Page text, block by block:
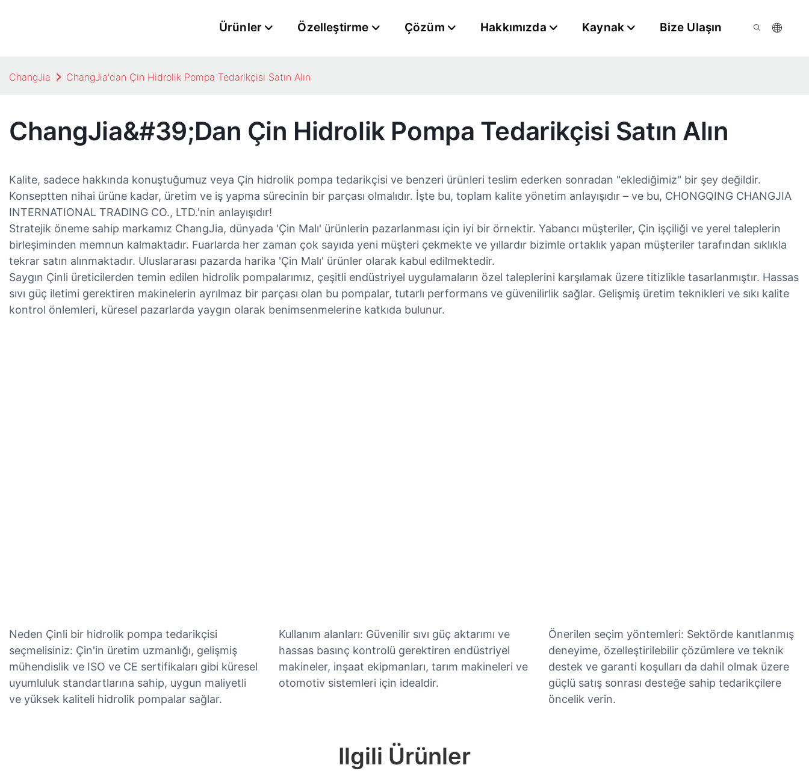
Ürünler Özelleştirme Çözüm Hakkımızda Kaynak Bize Ulaşın
ChangJia ChangJia'dan Çin Hidrolik Pompa Tedarikçisi Satın Alın
ChangJia&#39;dan Çin Hidrolik Pompa Tedarikçisi Satın Alın
Kalite, sadece hakkında konuştuğumuz veya Çin hidrolik pompa tedarikçisi ve benzeri ürünleri teslim ederken sonradan "eklediğimiz" bir şey değildir.
Konseptten nihai ürüne kadar, üretim ve iş yapma sürecinin bir parçası olmalıdır. İşte bu, toplam kalite yönetim anlayışıdır – ve bu, CHONGQING CHANGJIA
INTERNATIONAL TRADING CO., LTD.'nin anlayışıdır!
Stratejik öneme sahip markamız ChangJia, dünyada 'Çin Malı' ürünlerin pazarlanması için iyi bir örnektir. Yabancı müşteriler, Çin işçiliği ve yerel taleplerin
birleşiminden memnun kalmaktadır. Fuarlarda her zaman çok sayıda yeni müşteri çekmekte ve yıllardır bizimle ortaklık yapan müşteriler tarafından sıklıkla
tekrar satın alınmaktadır. Uluslararası pazarda harika 'Çin Malı' ürünler olarak kabul edilmektedir.
Saygın Çinli üreticilerden temin edilen hidrolik pompalarımız, çeşitli endüstriyel uygulamaların özel taleplerini karşılamak üzere titizlikle tasarlanmıştır. Hassas
sıvı güç iletimi gerektiren makinelerin ayrılmaz bir parçası olan bu pompalar, tutarlı performans ve güvenilirlik sağlar. Gelişmiş üretim teknikleri ve sıkı kalite
kontrol önlemleri, küresel pazarlarda yaygın olarak benimsenmelerine katkıda bulunur.
Neden Çinli bir hidrolik pompa tedarikçisi
seçmelisiniz: Çin'in üretim uzmanlığı, gelişmiş
mühendislik ve ISO ve CE sertifikaları gibi küresel
uyumluluk standartlarına sahip, uygun maliyetli
ve yüksek kaliteli hidrolik pompalar sağlar.
Kullanım alanları: Güvenilir sıvı güç aktarımı ve
hassas basınç kontrolü gerektiren endüstriyel
makineler, inşaat ekipmanları, tarım makineleri ve
otomotiv sistemleri için idealdir.
Önerilen seçim yöntemleri: Sektörde kanıtlanmış
deneyime, özelleştirilebilir çözümlere ve teknik
destek ve garanti koşulları da dahil olmak üzere
güçlü satış sonrası desteğe sahip tedarikçilere
öncelik verin.
Ilgili Ürünler